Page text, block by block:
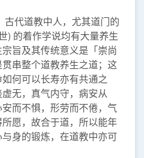
代道教中人，尤其道门的
) 的着作学说均有大量养生
旨及其传统意义是「崇尚
串整个道教养生之道；这
何可以长寿亦有共通之
无，真气内守，病安从
而不惧，形劳而不倦，气
愿，故合于道，所以能年
身的锻炼，在道教中亦可